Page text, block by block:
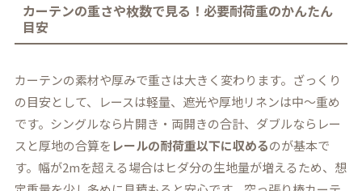
カーテンの重さや枚数で見る！必要耐荷重のかんたん
目安
カーテンの素材や厚みで重さは大きく変わります。ざっくり
の目安として、レースは軽量、遮光や厚地リネンは中〜重め
です。シングルなら片開き・両開きの合計、ダブルならレー
スと厚地の合算を レールの耐荷重以下に収めるのが基本で
す。幅が2mを超える場合はヒダ分の生地量が増えるため、想